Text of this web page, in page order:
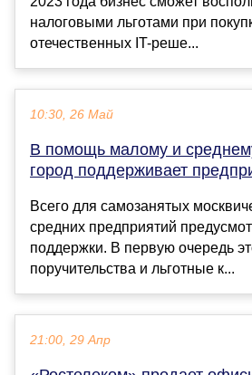
налоговыми льготами при
отечественных IT-реше...
10:30, 26 Май
В помощь малому и
город поддерживает
Всего для самозанятых
средних предприятий
поддержки. В первую очередь
поручительства и льготные к...
21:00, 29 Апр